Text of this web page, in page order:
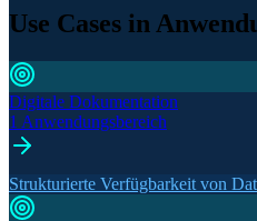
Use Cases in
Digitale Dokumentation
1 Anwendungsbereich
Strukturierte Verfügbarkeit von